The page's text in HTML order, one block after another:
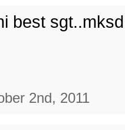
best
2nd, 2011